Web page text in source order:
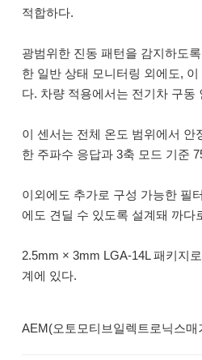
적합하다.
광범위한 진동 패턴을 감지하도
한 일반 상태 모니터링 외에도,
다. 차량 적용에서는 전기차 구
이 센서는 전체 온도 범위에서
한 주파수 응답과 3축 모드 기준
이외에도 추가로 구성 가능한 필
에도 견딜 수 있도록 설계돼 까다
2.5mm × 3mm LGA-14L 패키지
계에 있다.
AEM(오토모티브일렉트로닉스매